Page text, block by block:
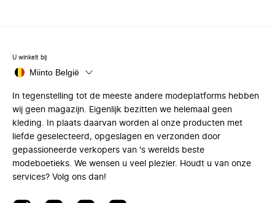
U winkelt bij
Miinto België
In tegenstelling tot de meeste andere modeplatforms hebben
wij geen magazijn. Eigenlijk bezitten we helemaal geen
kleding. In plaats daarvan worden al onze producten met
liefde geselecteerd, opgeslagen en verzonden door
gepassioneerde verkopers van 's werelds beste
modeboetieks. We wensen u veel plezier. Houdt u van onze
services? Volg ons dan!